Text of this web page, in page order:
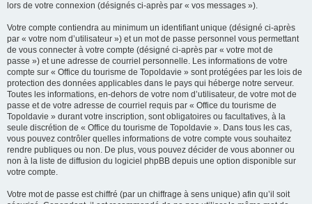
lors de votre connexion (désignés ci-après par « vos messages »).
Votre compte contiendra au minimum un identifiant unique (désigné ci-après
par « votre nom d’utilisateur ») et un mot de passe personnel vous permettant
de vous connecter à votre compte (désigné ci-après par « votre mot de
passe ») et une adresse de courriel personnelle. Les informations de votre
compte sur « Office du tourisme de Topoldavie » sont protégées par les lois de
protection des données applicables dans le pays qui héberge notre serveur.
Toutes les informations, en-dehors de votre nom d’utilisateur, de votre mot de
passe et de votre adresse de courriel requis par « Office du tourisme de
Topoldavie » durant votre inscription, sont obligatoires ou facultatives, à la
seule discrétion de « Office du tourisme de Topoldavie ». Dans tous les cas,
vous pouvez contrôler quelles informations de votre compte vous souhaitez
rendre publiques ou non. De plus, vous pouvez décider de vous abonner ou
non à la liste de diffusion du logiciel phpBB depuis une option disponible sur
votre compte.
Votre mot de passe est chiffré (par un chiffrage à sens unique) afin qu’il soit